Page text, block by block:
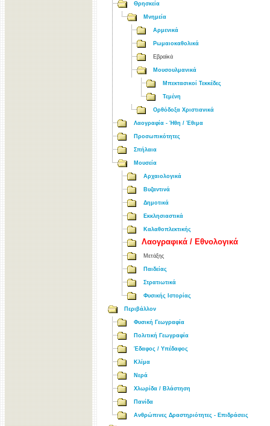
Θρησκεία
Μνημεία
Αρμενικά
Ρωμαιοκαθολικά
Εβραϊκά
Μουσουλμανικά
Μπεκτασικοί Τεκκέδες
Τεμένη
Ορθόδοξα Χριστιανικά
Λαογραφία - Ήθη / Έθιμα
Προσωπικότητες
Σπήλαια
Μουσεία
Αρχαιολογικά
Βυζαντινά
Δημοτικά
Εκκλησιαστικά
Καλαθοπλεκτικής
Λαογραφικά / Εθνολογικά
Μετάξης
Παιδείας
Στρατιωτικά
Φυσικής Ιστορίας
Περιβάλλον
Φυσική Γεωγραφία
Πολιτική Γεωγραφία
Έδαφος / Υπέδαφος
Κλίμα
Νερά
Χλωρίδα / Βλάστηση
Πανίδα
Ανθρώπινες Δραστηριότητες - Επιδράσεις